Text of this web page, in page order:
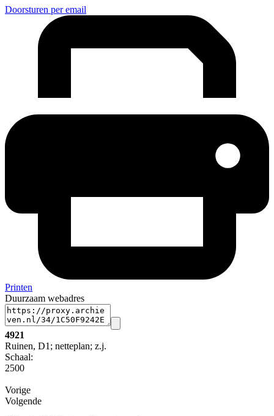
Doorsturen per email
Printen
Duurzaam webadres
4921
Ruinen, D1; netteplan; z.j.
Schaal:
2500
Vorige
Volgende